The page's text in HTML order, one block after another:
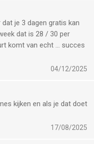
je 3 dagen gratis kan
dat is 28 / 30 per
komt van echt … succes
04/12/2025
kijken en als je dat doet
17/08/2025